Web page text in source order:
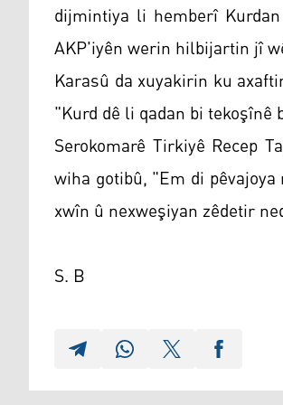
dijmintiya li hemberî
AKP'iyên werin hilbijartin jî
Karasû da xuyakirin ku
"Kurd dê li qadan bi
Serokomarê Tirkiyê Recep
wiha gotibû, "Em di
xwîn û nexweşiyan zêdetir
S. B